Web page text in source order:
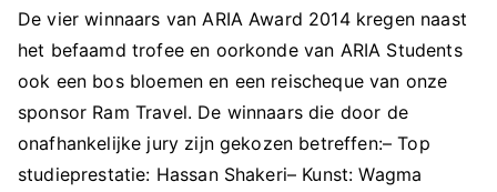
De vier winnaars van ARIA Award 2014 kregen naast
het befaamd trofee en oorkonde van ARIA Students
ook een bos bloemen en een reischeque van onze
sponsor Ram Travel. De winnaars die door de
onafhankelijke jury zijn gekozen betreffen:– Top
studieprestatie: Hassan Shakeri– Kunst: Wagma